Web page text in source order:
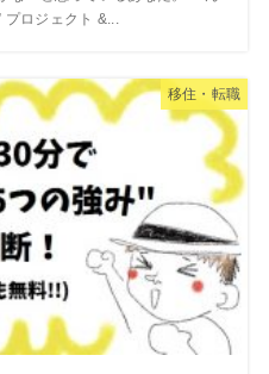
ロジェクト &...
移住・転職